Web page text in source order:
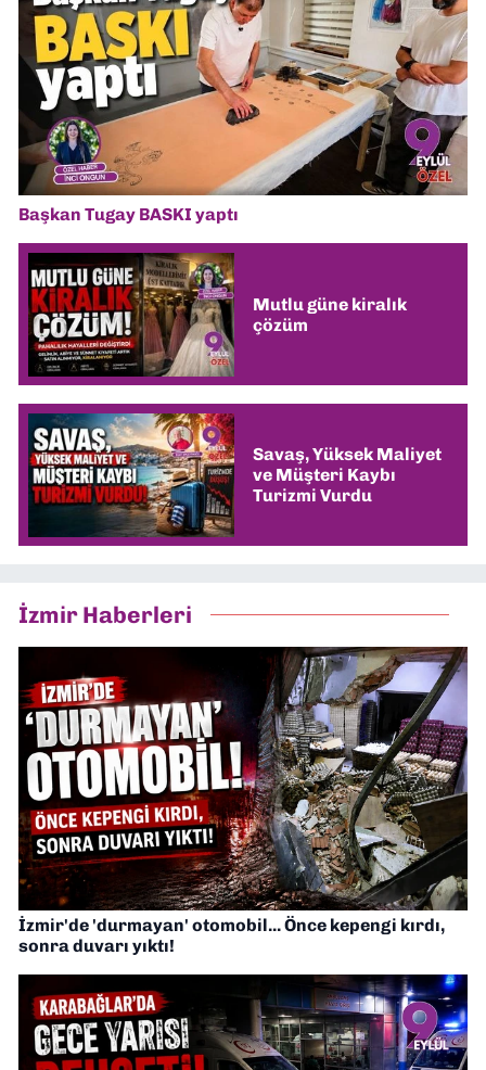
Başkan Tugay BASKI yaptı
Mutlu güne kiralık
çözüm
Savaş, Yüksek Maliyet
ve Müşteri Kaybı
Turizmi Vurdu
İzmir Haberleri
İzmir'de 'durmayan' otomobil... Önce kepengi kırdı,
sonra duvarı yıktı!